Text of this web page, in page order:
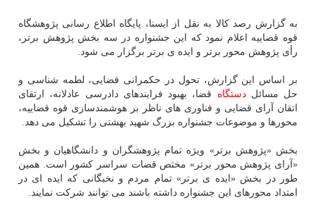
به گزارش رصد کالا به نقل از ایسنا، پایگاه اطلاع رسانی پژوهشگاه
قوه قضاییه اعلام نمود که این جشنواره در سه بخش پژوهش برتر،
رأی پژوهش محور برتر و ایده ی برتر برگزار می شود.
بر اساس این گزارش، تحول در حکمرانی قضایی، لطمه شناسی و
حل مسائلدستگاه قضا، بهبود فرایندهای دادرسی عادلانه، ارتقای
اتقان آرای قضایی و فناوری های ناظر بر هوشمندسازی قوه قضاییه،
محورها و موضوعات جشنواره بزرگ شهید بهشتی را تشکیل می دهد.
بخش «پژوهش برتر» ویژه تمام پژوهشگران و دانشگاهیان و بخش
«آرای پژوهش محور برتر» مختص قضات سراسر کشور است. همین
طور در بخش «ایده ی برتر» تمام مردم و نخبگانی که ایده ای در
امتداد محورهای این جشنواره داشته باشند می توانند شرکت نمایند.